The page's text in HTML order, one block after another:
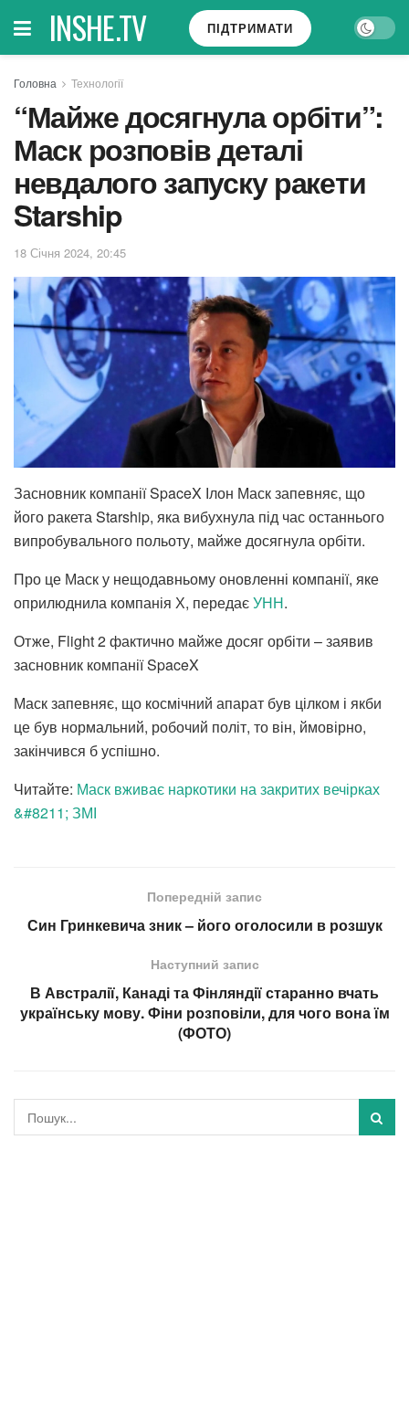
INSHE.TV ПІДТРИМАТИ
Головна Технології
“Майже досягнула орбіти”:
Маск розповів деталі
невдалого запуску ракети
Starship
18 Січня 2024, 20:45
Засновник компанії SpaceX Ілон Маск запевняє, що
його ракета Starship, яка вибухнула під час останнього
випробувального польоту, майже досягнула орбіти.
Про це Маск у нещодавньому оновленні компанії, яке
оприлюднила компанія Х, передаєУНН.
Отже, Flight 2 фактично майже досяг орбіти – заявив
засновник компанії SpaceX
Маск запевняє, що космічний апарат був цілком і якби
це був нормальний, робочий політ, то він, ймовірно,
закінчився б успішно.
Читайте: Маск вживає наркотики на закритих вечірках
&#8211; ЗМІ
Попередній запис
Син Гринкевича зник – його оголосили в розшук
Наступний запис
В Австралії, Канаді та Фінляндії старанно вчать
українську мову. Фіни розповіли, для чого вона їм
(ФОТО)